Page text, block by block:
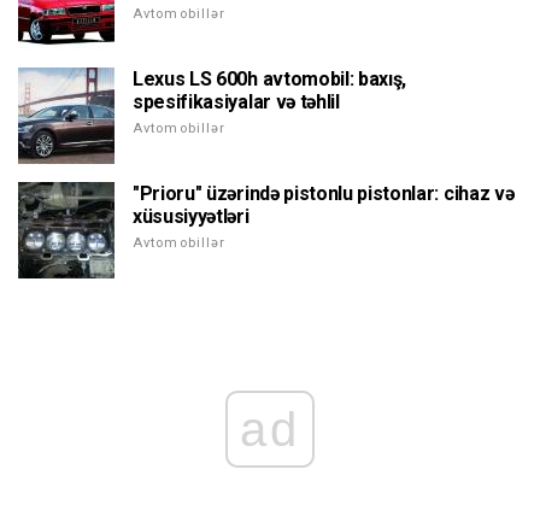
Avtomobillər
Lexus LS 600h avtomobil: baxış,
spesifikasiyalar və təhlil
Avtomobillər
"Prioru" üzərində pistonlu pistonlar: cihaz və
xüsusiyyətləri
Avtomobillər
ad